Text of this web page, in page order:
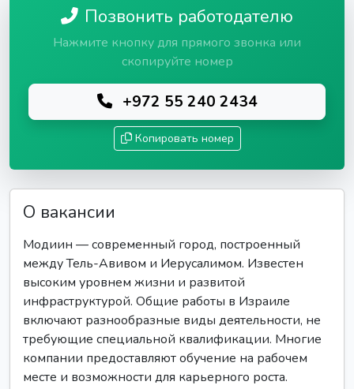
Позвонить работодателю
Нажмите кнопку для прямого звонка или
скопируйте номер
+972 55 240 2434
Копировать номер
О вакансии
Модиин — современный город, построенный
между Тель-Авивом и Иерусалимом. Известен
высоким уровнем жизни и развитой
инфраструктурой. Общие работы в Израиле
включают разнообразные виды деятельности, не
требующие специальной квалификации. Многие
компании предоставляют обучение на рабочем
месте и возможности для карьерного роста.